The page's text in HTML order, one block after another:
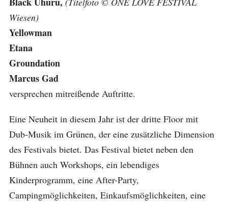
Wiesen)
Yellowman
Etana
Groundation
Marcus Gad
versprechen mitreißende Auftritte.
Eine Neuheit in diesem Jahr ist der dritte Floor mit
Dub-Musik im Grünen, der eine zusätzliche Dimension
des Festivals bietet. Das Festival bietet neben den
Bühnen auch Workshops, ein lebendiges
Kinderprogramm, eine After-Party,
Campingmöglichkeiten, Einkaufsmöglichkeiten, eine